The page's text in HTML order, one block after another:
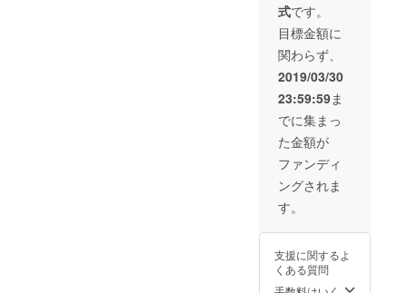
いたし
ます。
ご了承
くださ
い。
ます。
※支援
時、必
ず備考
欄にご
希望の
お名前
をご記
入くだ
さい。
記入の
ない場
合は
ユー
を掲載
いたし
ます。
式です。
目標金額に
関わらず、
2019/03/30
23:59:59ま
でに集まっ
た金額が
ファンディ
ングされま
す。
支援に関するよ
くある質問